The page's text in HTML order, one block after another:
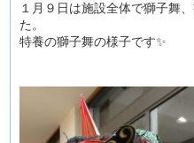
１月９日は施設全体で獅子舞
た。
特養の獅子舞の様子です✨